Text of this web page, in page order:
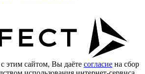
этим сайтом, Вы даёте согласие на сбор